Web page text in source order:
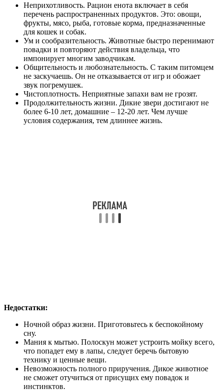
Неприхотливость. Рацион енота включает в себя
перечень распространенных продуктов. Это: овощи,
фрукты, мясо, рыба, готовые корма, предназначенные
для кошек и собак.
Ум и сообразительность. Животные быстро перенимают
повадки и повторяют действия владельца, что
импонирует многим заводчикам.
Общительность и любознательность. С таким питомцем
не заскучаешь. Он не отказывается от игр и обожает
звук погремушек.
Чистоплотность. Неприятные запахи вам не грозят.
Продолжительность жизни. Дикие звери достигают не
более 6-10 лет, домашние – 12-20 лет. Чем лучше
условия содержания, тем длиннее жизнь.
Недостатки:
Ночной образ жизни. Приготовьтесь к беспокойному
сну.
Мания к мытью. Полоскун может устроить мойку всего,
что попадет ему в лапы, следует беречь бытовую
технику и ценные вещи.
Невозможность полного приручения. Дикое животное
не сможет отучиться от присущих ему повадок и
инстинктов.